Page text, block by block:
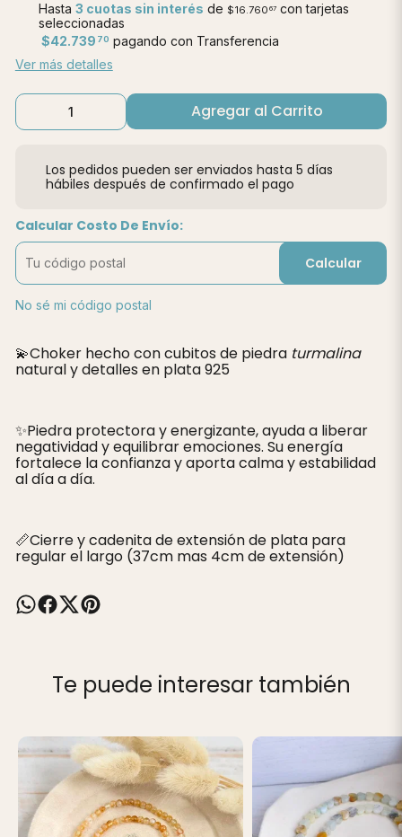
Hasta 3 cuotas sin interés de $16.760 67con tarjetas
seleccionadas
$42.739 70 pagando con Transferencia
Ver más detalles
Agregar al Carrito
Los pedidos pueden ser enviados hasta 5 días
hábiles después de confirmado el pago
Calcular Costo De Envío:
Calcular
No sé mi código postal
💫Choker hecho con cubitos de piedra turmalina
natural y detalles en plata 925
✨️Piedra protectora y energizante, ayuda a liberar
negatividad y equilibrar emociones. Su energía
fortalece la confianza y aporta calma y estabilidad
al día a día.
📏Cierre y cadenita de extensión de plata para
regular el largo (37cm mas 4cm de extensión)
Te puede interesar también